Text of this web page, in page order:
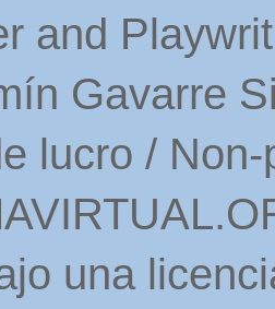
and
Gavarre
lucro /
una